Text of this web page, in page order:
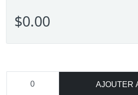
$0.00
AJOUTER